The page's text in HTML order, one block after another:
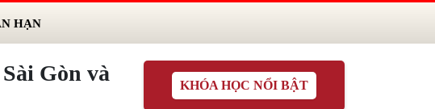
HẠN
Gòn và
KHÓA HỌC NỔI BẬT